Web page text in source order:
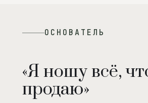
ОСНОВАТЕЛЬ
«Я ношу всё,
продаю»